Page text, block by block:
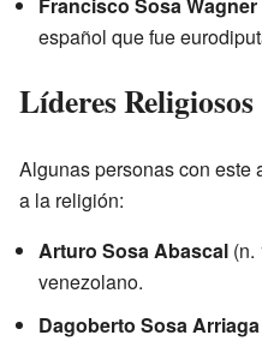
español que fue
Líderes Religiosos
Algunas personas con
a la religión:
Arturo Sosa Abascal (n.
venezolano.
Dagoberto Sosa Arriaga